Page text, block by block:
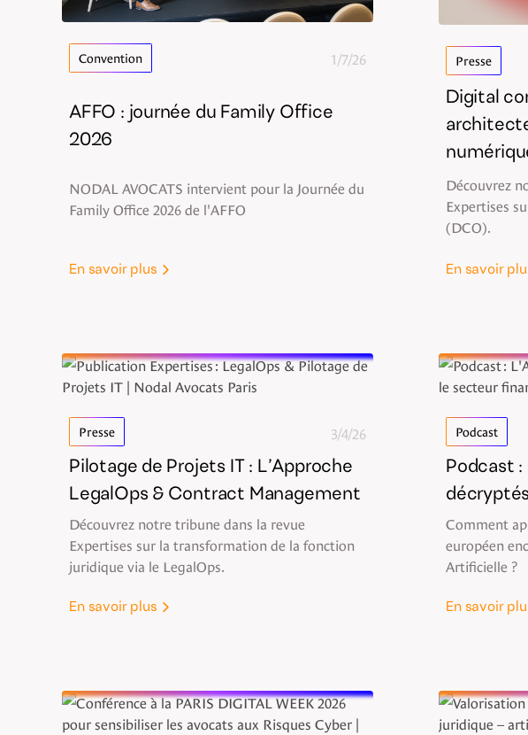
Convention 1/7/26
AFFO : journée du Family Office
2026
NODAL AVOCATS intervient pour la Journée du
Family Office 2026 de l'AFFO
En savoir plus
Presse
Digital
Découvrez
Expertises
(DCO).
En savoir
Presse 3/4/26
Pilotage de Projets IT : L’Approche
LegalOps & Contract Management
Découvrez notre tribune dans la revue
Expertises sur la transformation de la fonction
juridique via le LegalOps.
En savoir plus
Podcast
Podcast
Comment
européen
Artificielle ?
En savoir